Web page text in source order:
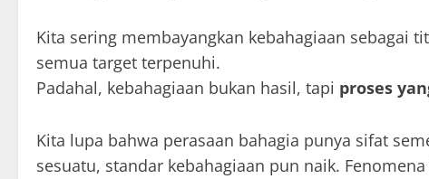
Kita sering membayangkan kebahagiaan sebagai
semua target terpenuhi.
Padahal, kebahagiaan bukan hasil, tapi proses
Kita lupa bahwa perasaan bahagia punya sifat
sesuatu, standar kebahagiaan pun naik.